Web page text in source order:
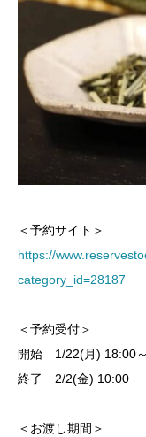
＜予約サイト＞
https://
category_id=28187
＜予約受付＞
開始 1/22(月) 18:00～
終了 2/2(金) 10:00
＜お渡し期間＞